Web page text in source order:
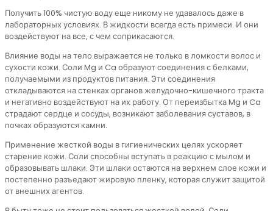
Получить 100% чистую воду еще никому не удавалось даже в
лабораторных условиях. В жидкости всегда есть примеси. И они
воздействуют на все, с чем соприкасаются.
Влияние воды на тело выражается не только в ломкости волос и
сухости кожи. Соли Mg и Ca образуют соединения с белками,
получаемыми из продуктов питания. Эти соединения
откладываются на стенках органов желудочно-кишечного тракта
и негативно воздействуют на их работу. От переизбытка Mg и Ca
страдают сердце и сосуды, возникают заболевания суставов, в
почках образуются камни.
Применение жесткой воды в гигиенических целях ускоряет
старение кожи. Соли способны вступать в реакцию с мылом и
образовывать шлаки. Эти шлаки остаются на верхнем слое кожи и
постепенно разъедают жировую пленку, которая служит защитой
от внешних агентов.